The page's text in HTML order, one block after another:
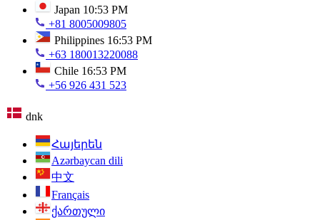
Japan 10:53 PM
+81 8005009805
Philippines 16:53 PM
+63 180013220088
Chile 16:53 PM
+56 926 431 523
dnk
Հայերեն
Azərbaycan dili
中文
Français
ქართული